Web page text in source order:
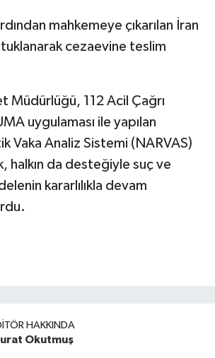
mahkemeye çıkarılan İran
cezaevine teslim
Müdürlüğü, 112 Acil Çağrı
uygulaması ile yapılan
Vaka Analiz Sistemi (NARVAS)
halkın da desteğiyle suç ve
kararlılıkla devam
HAKKINDA
Okutmuş